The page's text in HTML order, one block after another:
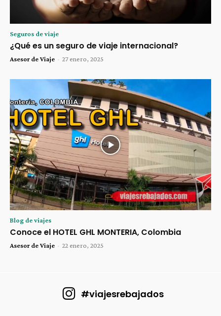
Seguros de viaje
¿Qué es un seguro de viaje internacional?
Asesor de Viaje - 27 enero, 2025
Blog de viajes
Conoce el HOTEL GHL MONTERIA, Colombia
Asesor de Viaje - 22 enero, 2025
#viajesrebajados